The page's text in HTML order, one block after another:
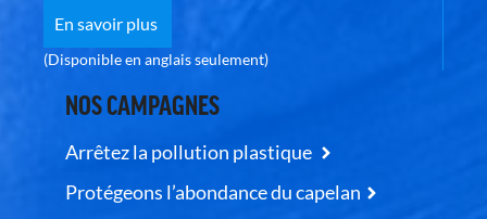
En savoir plus
(Disponible en anglais seulement)
NOS CAMPAGNES
Arrêtez la pollution plastique
Protégeons l’abondance du capelan